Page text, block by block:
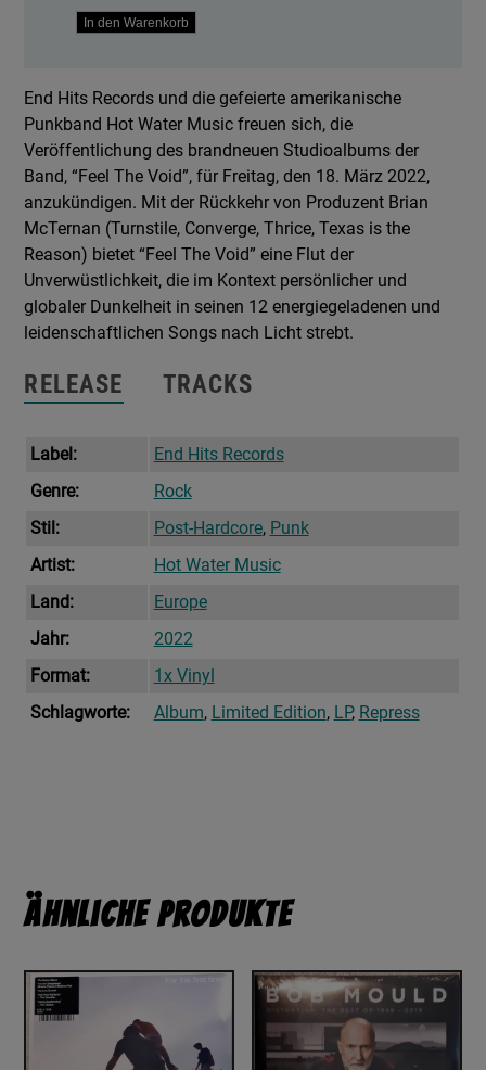
Feel
Menge
In den Warenkorb
End Hits Records und die gefeierte amerikanische
Punkband Hot Water Music freuen sich, die
Veröffentlichung des brandneuen Studioalbums der
Band, “Feel The Void”, für Freitag, den 18. März 2022,
anzukündigen. Mit der Rückkehr von Produzent Brian
McTernan (Turnstile, Converge, Thrice, Texas is the
Reason) bietet “Feel The Void” eine Flut der
Unverwüstlichkeit, die im Kontext persönlicher und
globaler Dunkelheit in seinen 12 energiegeladenen und
leidenschaftlichen Songs nach Licht strebt.
RELEASE TRACKS
Label:
End Hits Records
Genre:
Rock
Stil:
Post-Hardcore, Punk
Artist:
Hot Water Music
Land:
Europe
Jahr:
2022
Format:
1x Vinyl
Schlagworte:
Album, Limited Edition, LP, Repress
Ähnliche Produkte